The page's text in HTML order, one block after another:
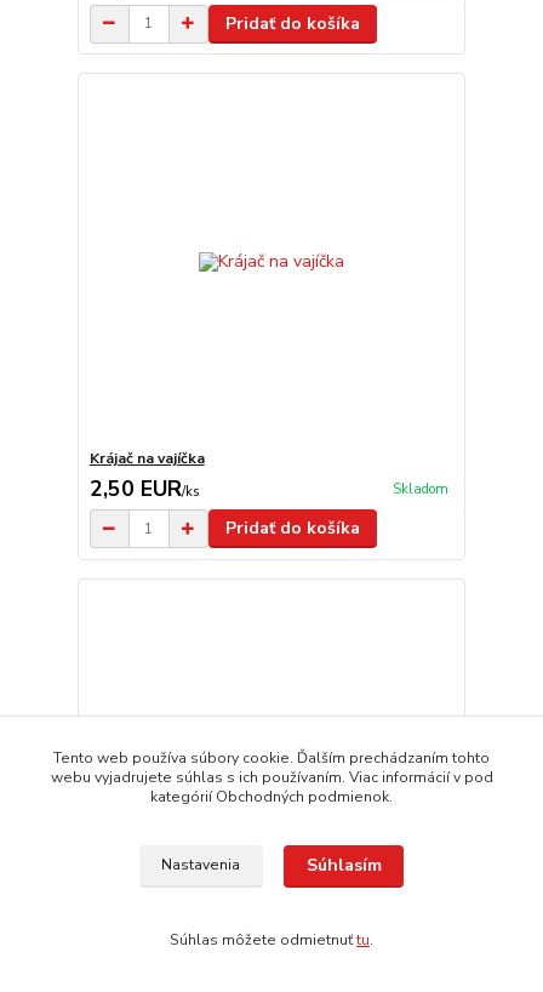
Pridať do košíka
Krájač na vajíčka
2,50 EUR/ks Skladom
Pridať do košíka
Tento web používa súbory cookie. Ďalším prechádzaním tohto
webu vyjadrujete súhlas s ich používaním. Viac informácií v pod
kategórií Obchodných podmienok.
Nastavenia Súhlasím
Súhlas môžete odmietnuťtu.